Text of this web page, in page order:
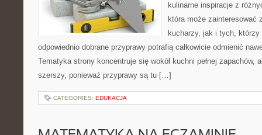
kulinarne inspiracje z
która może zainteresować
kucharzy, jak i tych, którzy
odpowiednio dobrane przyprawy potrafią całkowicie odmienić
Tematyka strony koncentruje się wokół kuchni pełnej zapachów,
szerszy, ponieważ przyprawy są tu […]
CATEGORIES: EDUKACJA